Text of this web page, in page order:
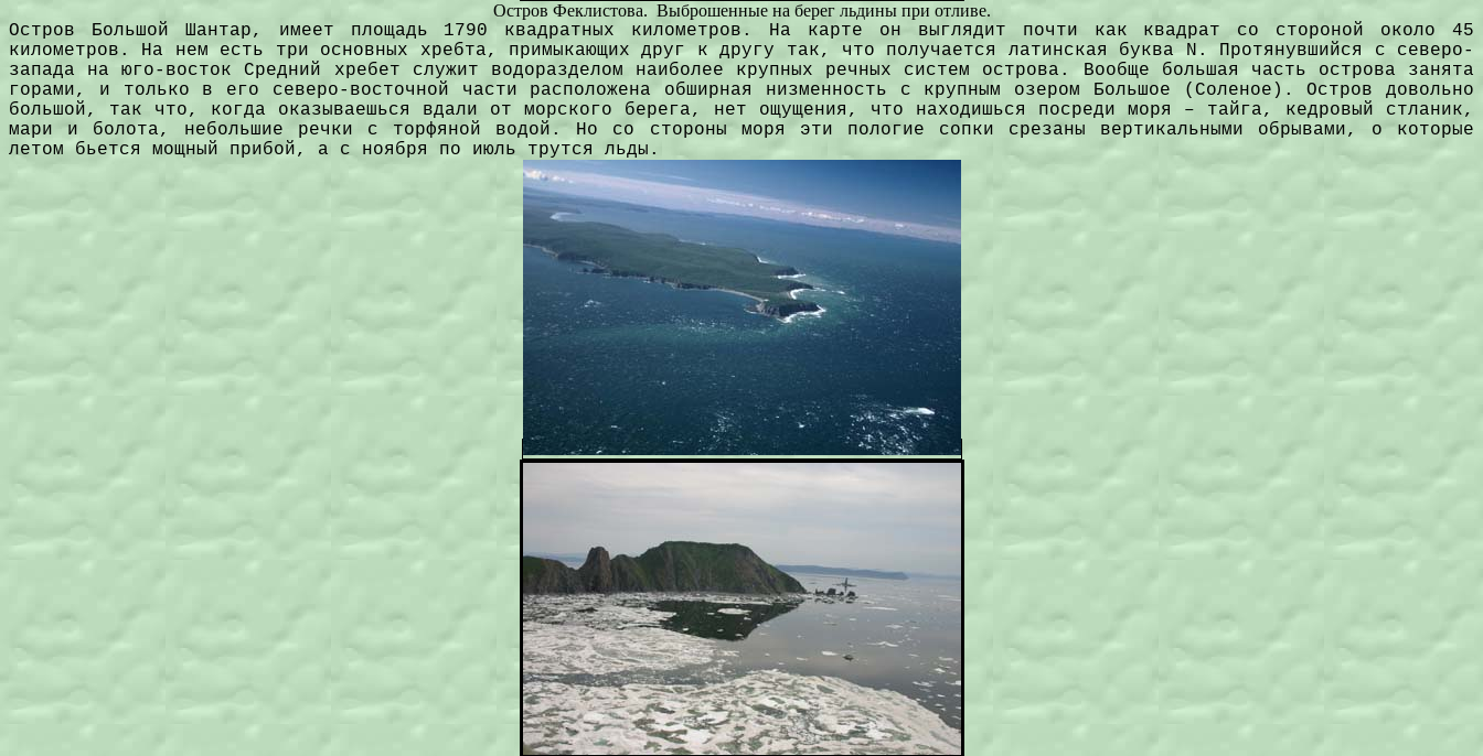
Остров Феклистова. Выброшенные на берег льдины при отливе.
Остров Большой Шантар, имеет площадь 1790 квадратных километров. На карте он выглядит почти как квадрат со стороной около 45
километров. На нем есть три основных хребта, примыкающих друг к другу так, что получается латинская буква N .
Протянувшийся с северо-
запада на юго-восток Средний хребет служит водоразделом наиболее крупных речных систем острова. Вообще большая часть острова занята
горами, и только в его северо-восточной части расположена обширная низменность с крупным озером Большое (Соленое). Остров довольно
большой, так что, когда оказываешься вдали от морского берега, нет ощущения, что находишься посреди моря – тайга, кедровый стланик,
мари и болота, небольшие речки с торфяной водой. Но со стороны моря эти пологие сопки срезаны вертикальными обрывами, о которые
летом бьется мощный прибой, а с ноября по июль трутся льды.